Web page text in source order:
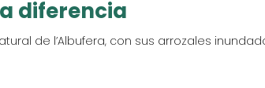
diferencia
de l’Albufera, con sus arrozales